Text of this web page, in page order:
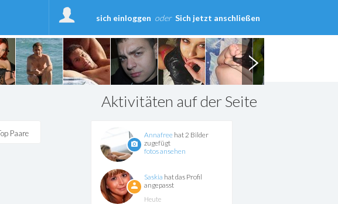
sich einloggen oder Sich jetzt anschließen
Aktivitäten auf der Seite
Annafreehat 2 Bilder
zugefügt
fotos ansehen
Saskia hat das Profil
angepasst
Heute
Paare